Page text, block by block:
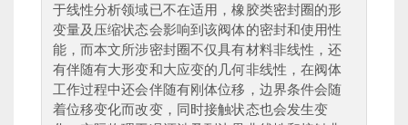
于线性分析领域已不在适用，橡胶类密封圈的形
变量及压缩状态会影响到该阀体的密封和使用性
能，而本文所涉密封圈不仅具有材料非线性，还
有伴随有大形变和大应变的几何非线性，在阀体
工作过程中还会伴随有刚体位移，边界条件会随
着位移变化而改变，同时接触状态也会发生变